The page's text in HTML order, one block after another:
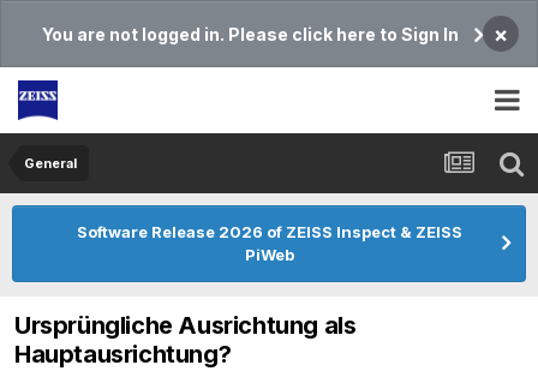
You are not logged in. Please click here to Sign In ×
General
Software Release 2026 of ZEISS Inspect & ZEISS
PiWeb
Ursprüngliche Ausrichtung als
Hauptausrichtung?